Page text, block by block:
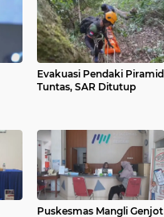
Evakuasi Pendaki Piramid
Tuntas, SAR Ditutup
Puskesmas Mangli Genjot